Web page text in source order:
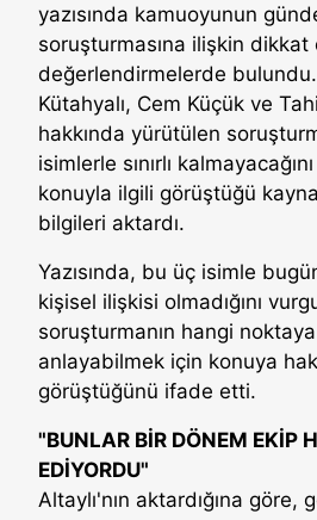
yazısında kamuoyunun
soruşturmasına ilişkin dikkat
değerlendirmelerde
Kütahyalı, Cem Küçük ve
hakkında yürütülen
isimlerle sınırlı
konuyla ilgili görüştüğü
bilgileri aktardı.
Yazısında, bu üç isimle
kişisel ilişkisi olmadığını
soruşturmanın hangi
anlayabilmek için konuya
görüştüğünü ifade etti.
"BUNLAR BİR DÖNEM EKİP
EDİYORDU"
Altaylı'nın aktardığına göre,